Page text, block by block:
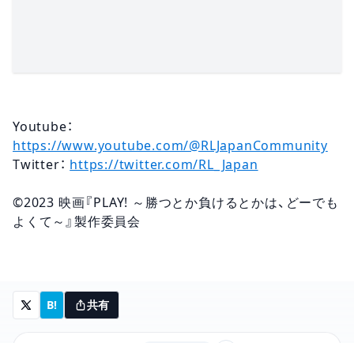
Youtube：
https://www.youtube.com/@RLJapanCommunity
Twitter： https://twitter.com/RL_Japan
©2023 映画『PLAY! ～勝つとか負けるとかは、どーでも
よくて～』製作委員会
B! 共有